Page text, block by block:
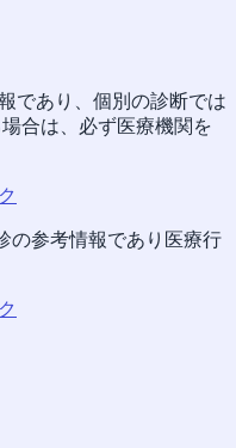
であり、個別の診断では
合は、必ず医療機関を
の参考情報であり医療行